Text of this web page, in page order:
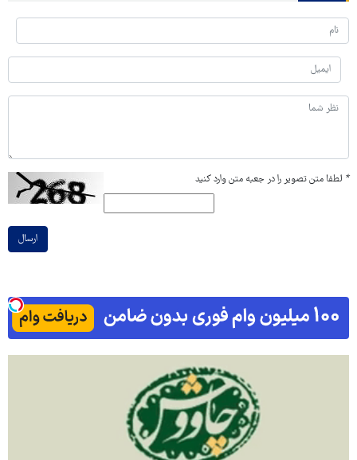
* لطفا متن تصویر را در جعبه متن وارد کنید
ارسال